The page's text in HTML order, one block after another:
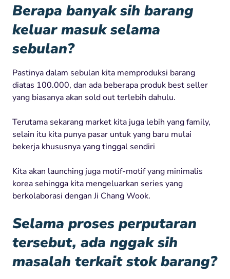
Berapa banyak sih barang
keluar masuk selama
sebulan?
Pastinya dalam sebulan kita memproduksi barang
diatas 100.000, dan ada beberapa produk best seller
yang biasanya akan sold out terlebih dahulu.
Terutama sekarang market kita juga lebih yang family,
selain itu kita punya pasar untuk yang baru mulai
bekerja khususnya yang tinggal sendiri
Kita akan launching juga motif-motif yang minimalis
korea sehingga kita mengeluarkan series yang
berkolaborasi dengan Ji Chang Wook.
Selama proses perputaran
tersebut, ada nggak sih
masalah terkait stok barang?